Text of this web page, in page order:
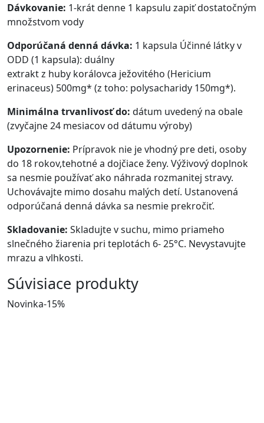
Dávkovanie: 1-krát denne 1 kapsulu zapiť dostatočným
množstvom vody
Odporúčaná denná dávka: 1 kapsula Účinné látky v
ODD (1 kapsula): duálny
extrakt z huby korálovca ježovitého (Hericium
erinaceus) 500mg* (z toho: polysacharidy 150mg*).
Minimálna trvanlivosť do: dátum uvedený na obale
(zvyčajne 24 mesiacov od dátumu výroby)
Upozornenie: Prípravok nie je vhodný pre deti, osoby
do 18 rokov,tehotné a dojčiace ženy. Výživový doplnok
sa nesmie používať ako náhrada rozmanitej stravy.
Uchovávajte mimo dosahu malých detí. Ustanovená
odporúčaná denná dávka sa nesmie prekročiť.
Skladovanie: Skladujte v suchu, mimo priameho
slnečného žiarenia pri teplotách 6- 25°C. Nevystavujte
mrazu a vlhkosti.
Súvisiace produkty
Novinka-15%